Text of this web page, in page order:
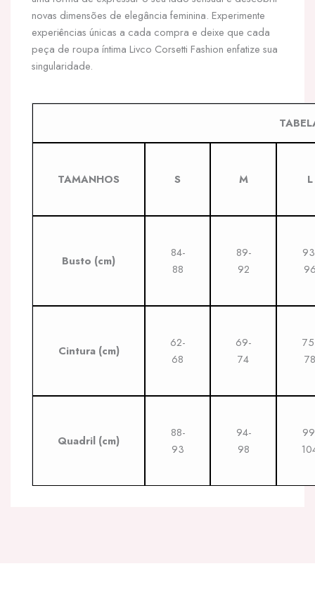
novas dimensões de elegância feminina. Experimente
experiências únicas a cada compra e deixe que cada
peça de roupa íntima Livco Corsetti Fashion enfatize sua
singularidade.
TAMANHOS S M L
Busto (cm)
84-
88
89-
92
Cintura (cm)
62-
68
69-
74
78
Quadril (cm)
88-
93
94-
98